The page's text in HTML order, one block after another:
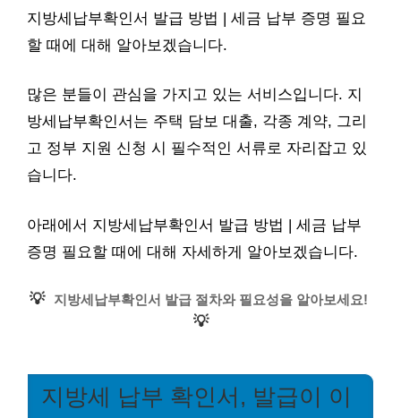
지방세납부확인서 발급 방법 | 세금 납부 증명 필요
할 때에 대해 알아보겠습니다.
많은 분들이 관심을 가지고 있는 서비스입니다. 지
방세납부확인서는 주택 담보 대출, 각종 계약, 그리
고 정부 지원 신청 시 필수적인 서류로 자리잡고 있
습니다.
아래에서 지방세납부확인서 발급 방법 | 세금 납부
증명 필요할 때에 대해 자세하게 알아보겠습니다.
💡 지방세납부확인서 발급 절차와 필요성을 알아보세요!
💡
지방세 납부 확인서, 발급이 이